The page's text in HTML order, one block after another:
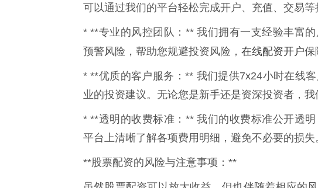
可以通过我们的平台轻松完成开户、充值、交易等
* **专业的风控团队：** 我们拥有一支经验丰富
预警风险，帮助您规避投资风险， 在线配资开户保
* **优质的客户服务：** 我们提供7x24小时在线
业的投资建议。无论您是新手还是资深投资者，我
* **透明的收费标准：** 我们的收费标准公开透
平台上清晰了解各项费用明细，避免不必要的损失
**股票配资的风险与注意事项：**